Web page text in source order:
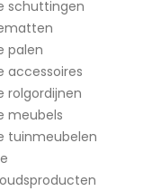
schuttingen
palen
accessoires
rolgordijnen
meubels
tuinmeubelen